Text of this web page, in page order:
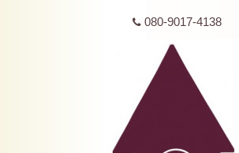
080-9017-4138